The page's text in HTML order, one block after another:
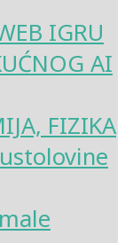
IGRU
AI
FIZIKA